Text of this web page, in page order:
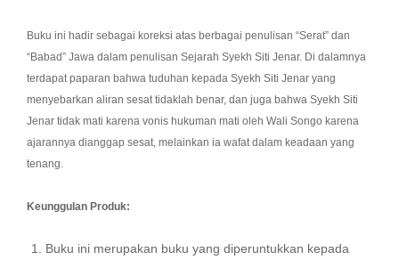
Buku ini hadir sebagai koreksi atas berbagai penulisan “Serat” dan
“Babad” Jawa dalam penulisan Sejarah Syekh Siti Jenar. Di dalamnya
terdapat paparan bahwa tuduhan kepada Syekh Siti Jenar yang
menyebarkan aliran sesat tidaklah benar, dan juga bahwa Syekh Siti
Jenar tidak mati karena vonis hukuman mati oleh Wali Songo karena
ajarannya dianggap sesat, melainkan ia wafat dalam keadaan yang
tenang.
Keunggulan Produk:
Buku ini merupakan buku yang diperuntukkan kepada